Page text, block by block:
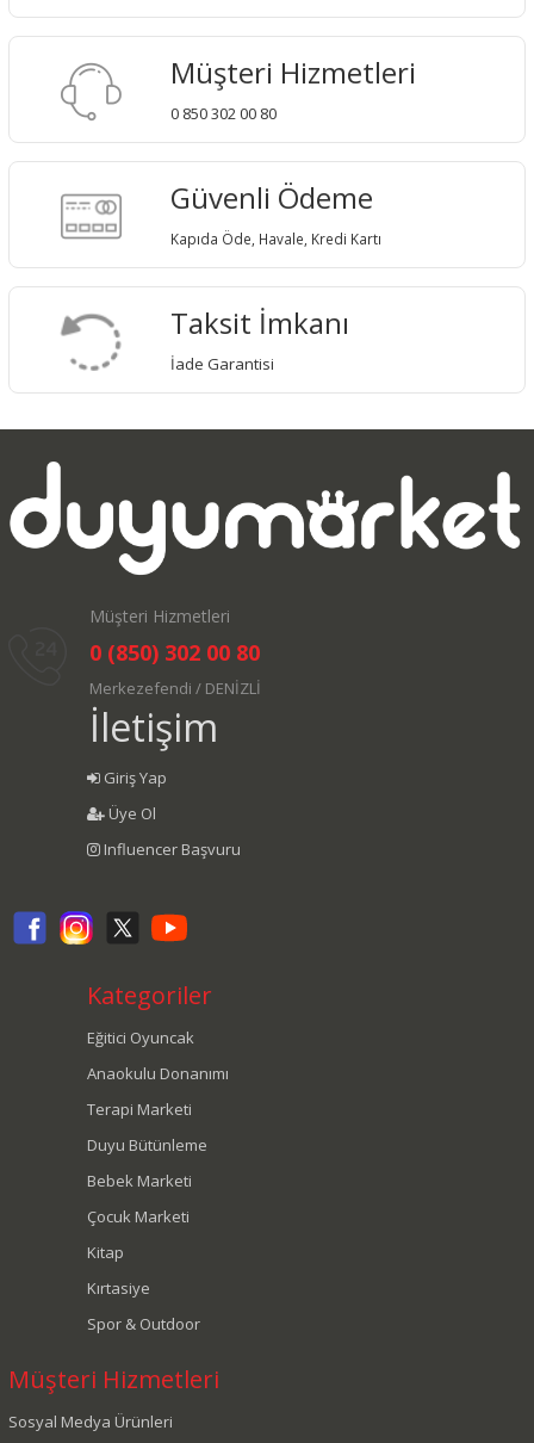
Müşteri Hizmetleri
0 850 302 00 80
Güvenli Ödeme
Kapıda Öde, Havale, Kredi Kartı
Taksit İmkanı
İade Garantisi
Müşteri Hizmetleri
0 (850) 302 00 80
Merkezefendi / DENİZLİ
İletişim
Giriş Yap
Üye Ol
Influencer Başvuru
Kategoriler
Eğitici Oyuncak
Anaokulu Donanımı
Terapi Marketi
Duyu Bütünleme
Bebek Marketi
Çocuk Marketi
Kitap
Kırtasiye
Spor & Outdoor
Müşteri Hizmetleri
Sosyal Medya Ürünleri